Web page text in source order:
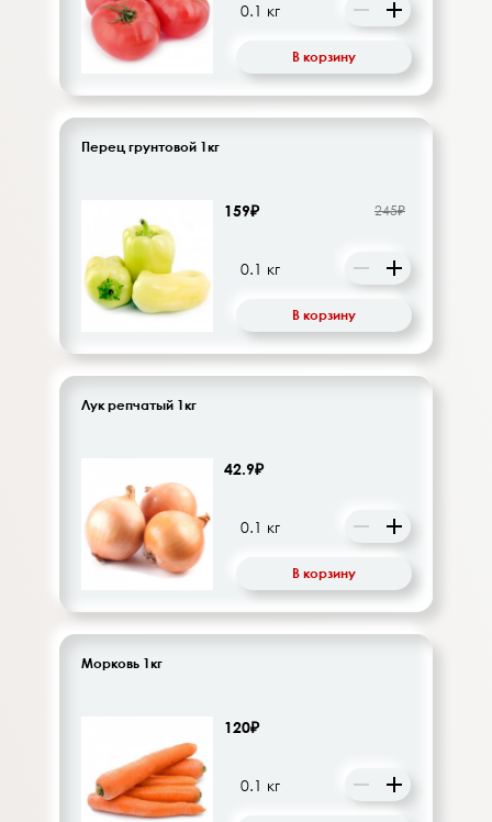
В корзину
Перец грунтовой 1кг
159₽ 245₽
В корзину
Лук репчатый 1кг
42.9₽
В корзину
Морковь 1кг
120₽